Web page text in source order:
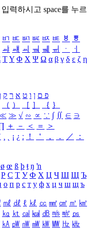
입력하시고 space를 누르
ㅲ ㅳ ㅴ ㅵ ㅶ ㅷ ㅸ
ㅹ
ㆇ ㆈ ㆉ ㆊ ㆋ ㆌ ㆍ
ㆎ
ΤΥ Φ Χ Ψ Ω α β γ δ ε ζ η
פ ם ן ו ט א ר ק
（ ） ［ ］ ｛ ｝
≫ √ ∽ ∝ ∵ ∫ ∬ ∈ ∋
＋ － ＜ ＝
＞
˙ ¸ ¡ ¿ ː ！ ＇ ， ． ／
：
ø œ ß þ ŧ ŋ ŉ
Р С Т У Ф Х Ц Ч Ш Щ Ъ
о п р с т у ф х ц ч ш щ ъ
㎖ ㎗ ℓ ㎘ ㏄ ㎣ ㎤ ㎥ ㎦
㎏ ㏏ ㎈ ㎉ ㏈ ㎧ ㎨ ㎰
㎄ ㎺ ㎻ ㎽ ㎾ ㎿ ㎐ ㎑